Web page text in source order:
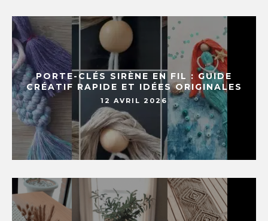
PORTE-CLÉS SIRÈNE EN FIL : GUIDE
CRÉATIF RAPIDE ET IDÉES ORIGINALES
12 AVRIL 2026